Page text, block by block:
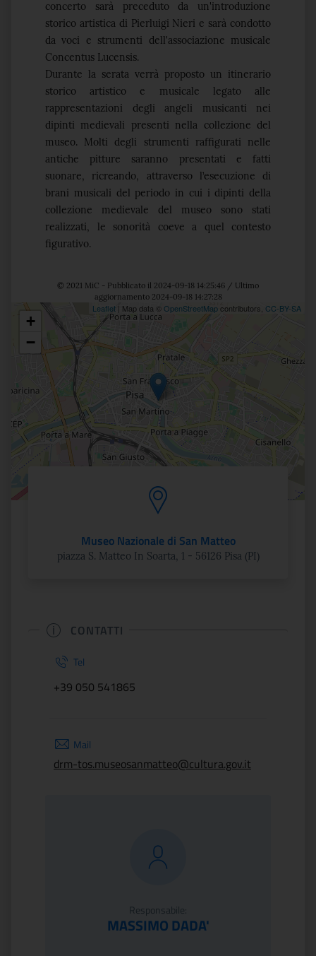
concerto sarà preceduto da un'introduzione
storico artistica di Pierluigi Nieri e sarà condotto
da voci e strumenti dell'associazione musicale
Concentus Lucensis.
Durante la serata verrà proposto un itinerario
storico artistico e musicale legato alle
rappresentazioni degli angeli musicanti nei
dipinti medievali presenti nella collezione del
museo. Molti degli strumenti raffigurati nelle
antiche pitture saranno presentati e fatti
suonare, ricreando, attraverso l’esecuzione di
brani musicali del periodo in cui i dipinti della
collezione medievale del museo sono stati
realizzati, le sonorità coeve a quel contesto
figurativo.
© 2021 MiC - Pubblicato il 2024-09-18 14:25:46 / Ultimo
aggiornamento 2024-09-18 14:27:28
Posizione
+
−
Leaflet | Map data © OpenStreetMapcontributors, CC-BY-SA
Museo Nazionale di San Matteo
piazza S. Matteo In Soarta, 1 - 56126 Pisa (PI)
CONTATTI
Tel
+39 050 541865
Mail
drm-tos.museosanmatteo@cultura.gov.it
Responsabile:
MASSIMO DADA'